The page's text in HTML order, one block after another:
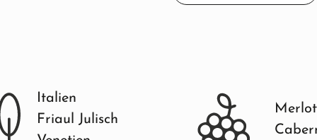
Italien
Friaul Julisch
Merlot